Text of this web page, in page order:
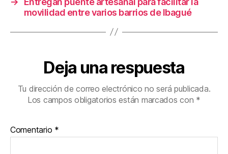
movilidad entre varios barrios de Ibagué
Deja una respuesta
Tu dirección de correo electrónico no será publicada.
Los campos obligatorios están marcados con *
Comentario *